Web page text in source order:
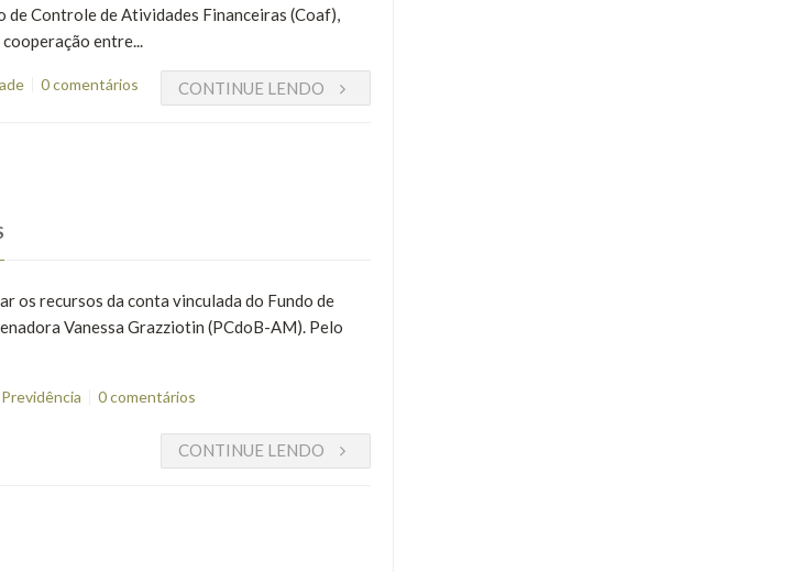
Controle de Atividades Financeiras (Coaf),
entre...
0 comentários CONTINUE LENDO
os recursos da conta vinculada do Fundo de
Vanessa Grazziotin (PCdoB-AM). Pelo
0 comentários
CONTINUE LENDO